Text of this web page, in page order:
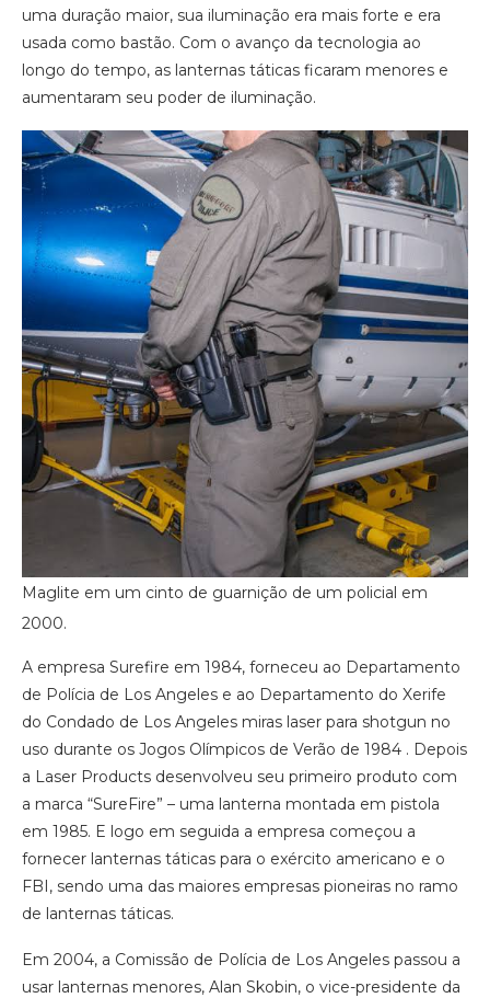
uma duração maior, sua iluminação era mais forte e era
usada como bastão. Com o avanço da tecnologia ao
longo do tempo, as lanternas táticas ficaram menores e
aumentaram seu poder de iluminação.
Maglite em um cinto de guarnição de um policial em
2000.
A empresa Surefire em 1984, forneceu ao Departamento
de Polícia de Los Angeles e ao Departamento do Xerife
do Condado de Los Angeles miras laser para shotgun no
uso durante os Jogos Olímpicos de Verão de 1984 . Depois
a Laser Products desenvolveu seu primeiro produto com
a marca “SureFire” – uma lanterna montada em pistola
em 1985. E logo em seguida a empresa começou a
fornecer lanternas táticas para o exército americano e o
FBI, sendo uma das maiores empresas pioneiras no ramo
de lanternas táticas.
Em 2004, a Comissão de Polícia de Los Angeles passou a
usar lanternas menores, Alan Skobin, o vice-presidente da